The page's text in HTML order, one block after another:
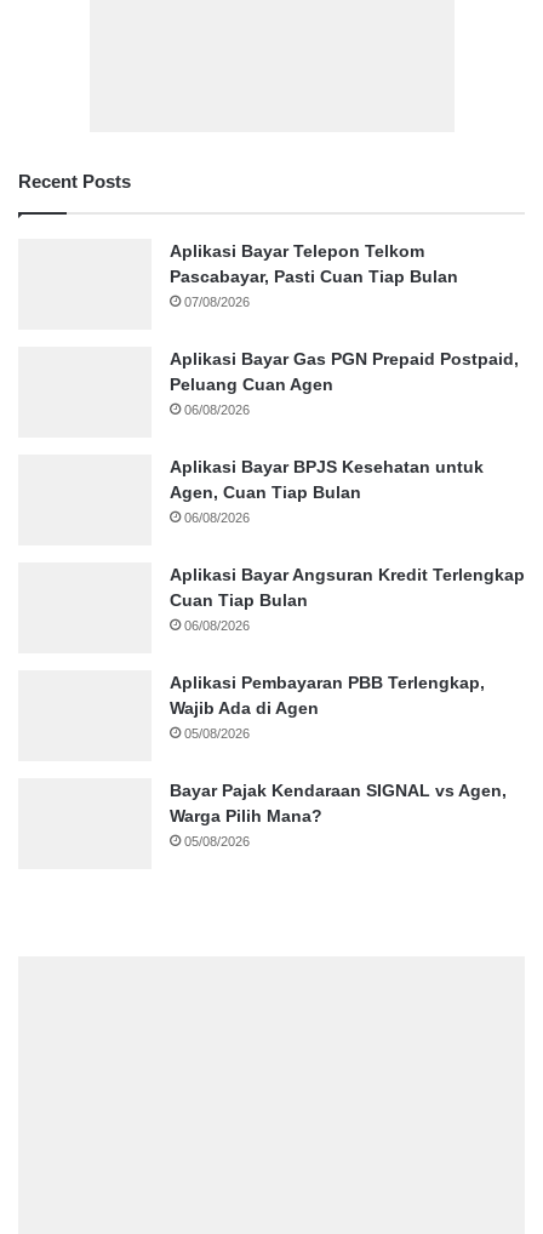
Recent Posts
Aplikasi Bayar Telepon Telkom
Pascabayar, Pasti Cuan Tiap Bulan
07/08/2026
Aplikasi Bayar Gas PGN Prepaid Postpaid,
Peluang Cuan Agen
06/08/2026
Aplikasi Bayar BPJS Kesehatan untuk
Agen, Cuan Tiap Bulan
06/08/2026
Aplikasi Bayar Angsuran Kredit Terlengkap
Cuan Tiap Bulan
06/08/2026
Aplikasi Pembayaran PBB Terlengkap,
Wajib Ada di Agen
05/08/2026
Bayar Pajak Kendaraan SIGNAL vs Agen,
Warga Pilih Mana?
05/08/2026